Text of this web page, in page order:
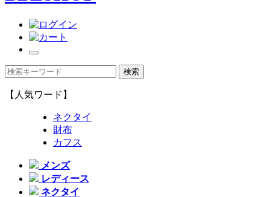
【人気ワード】
ネクタイ
財布
カフス
メンズ
レディース
ネクタイ